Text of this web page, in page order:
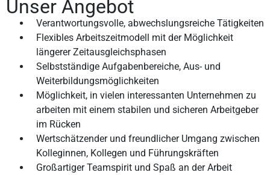
Unser Angebot
Verantwortungsvolle, abwechslungsreiche Tätigkeiten
Flexibles Arbeitszeitmodell mit der Möglichkeit
längerer Zeitausgleichsphasen
Selbstständige Aufgabenbereiche, Aus- und
Weiterbildungsmöglichkeiten
Möglichkeit, in vielen interessanten Unternehmen zu
arbeiten mit einem stabilen und sicheren Arbeitgeber
im Rücken
Wertschätzender und freundlicher Umgang zwischen
Kolleginnen, Kollegen und Führungskräften
Großartiger Teamspirit und Spaß an der Arbeit